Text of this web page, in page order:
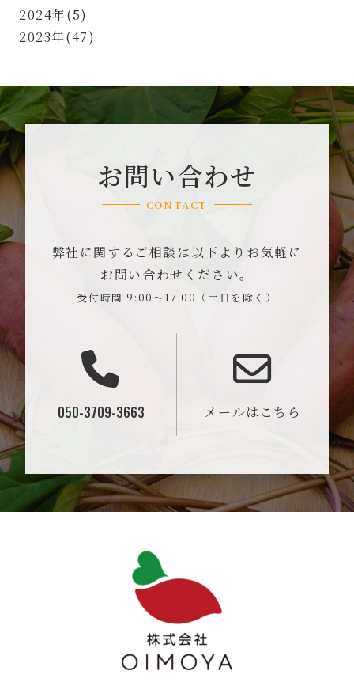
2024年(5)
2023年(47)
お問い合わせ
CONTACT
弊社に関するご相談は以下よりお気軽に
お問い合わせください。
受付時間 9:00～17:00（土日を除く）
050-3709-3663 メールはこちら